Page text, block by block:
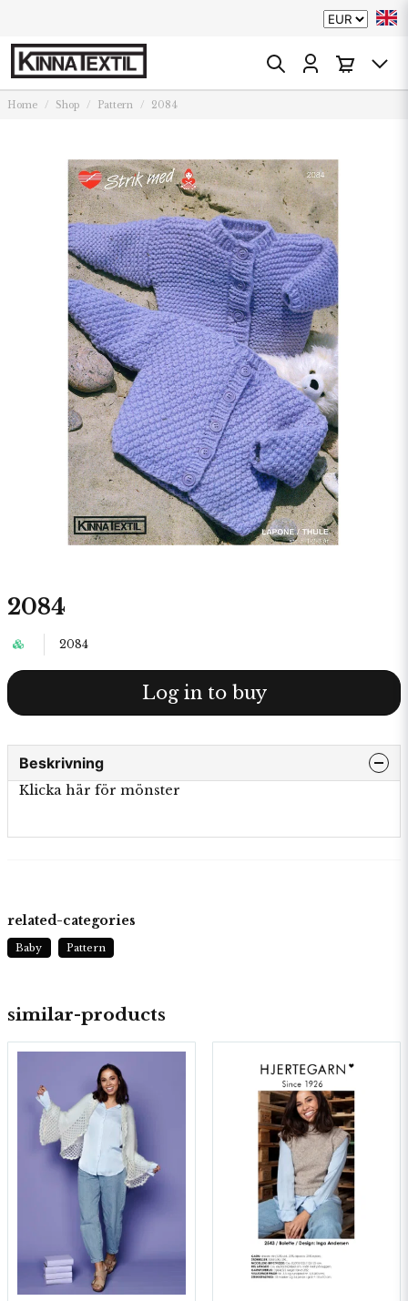
Home Shop Pattern 2084
2084
2084
Log in to buy
Beskrivning
Klicka här för mönster
similar-products
related-categories
Baby Pattern